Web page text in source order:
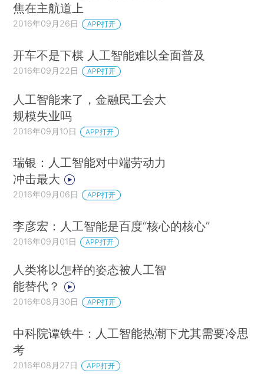
焦在主航道上
2016年09月26日 APP打开
开车不是下棋 人工智能难以全面普及
2016年09月22日 APP打开
人工智能来了，金融民工会大
规模失业吗
2016年09月10日 APP打开
瑞银：人工智能对中端劳动力
冲击最大
2016年09月06日 APP打开
李彦宏：人工智能是百度“核心的核心”
2016年09月01日 APP打开
人类将以怎样的姿态被人工智
能替代？
2016年08月30日 APP打开
中科院谭铁牛：人工智能热潮下尤其需要冷思
考
2016年08月27日 APP打开